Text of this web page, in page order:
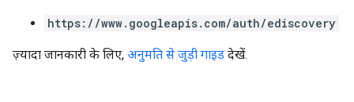
https://www.googleapis.com/auth/ediscovery
ज़्यादा जानकारी के लिए, अनुमति से जुड़ी गाइड देखें.